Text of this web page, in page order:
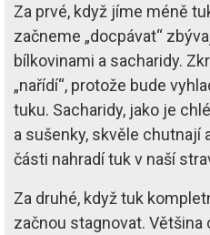
Za prvé, když jíme méně
začneme „docpávat“
bílkovinami a sacharidy.
„nařídí“, protože bude
tuku. Sacharidy, jako je
a sušenky, skvěle chutnají
části nahradí tuk v naší
Za druhé, když tuk
začnou stagnovat.